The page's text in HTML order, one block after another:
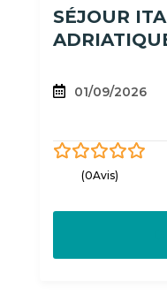
SÉJOUR
01/09/2026
of
(0Avis)